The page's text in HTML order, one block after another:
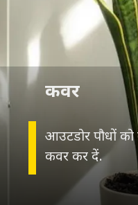
आउटडोर पौधों
कवर कर दें.
कवर